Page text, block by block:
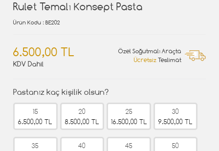
Rulet Temalı Konsept Pasta
Ürün Kodu : BE202
6.500,00 TL
KDV Dahil
Özel Soğutmalı Araçta
Ücretsiz Teslimat
Pastanız kaç kişilik olsun?
15
6.500,00 TL
20
8.500,00 TL
25
16.500,00 TL
30
9.500,00 TL
35
40
45
50